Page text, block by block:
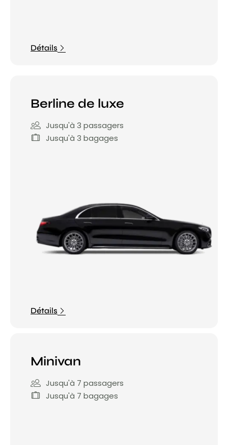
Détails
Berline de luxe
Jusqu'à 3 passagers
Jusqu'à 3 bagages
Détails
Minivan
Jusqu'à 7 passagers
Jusqu'à 7 bagages